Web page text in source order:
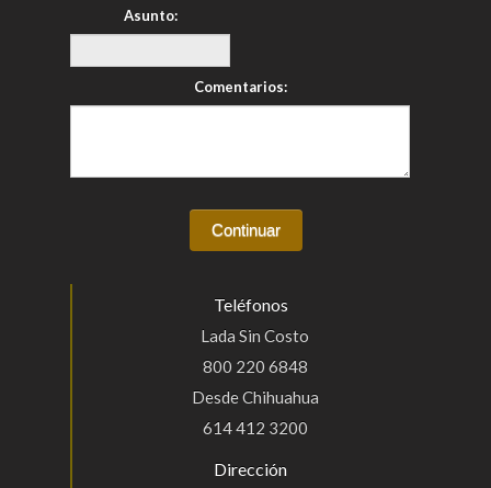
Asunto:
Comentarios:
Teléfonos
Lada Sin Costo
800 220 6848
Desde Chihuahua
614 412 3200
Dirección